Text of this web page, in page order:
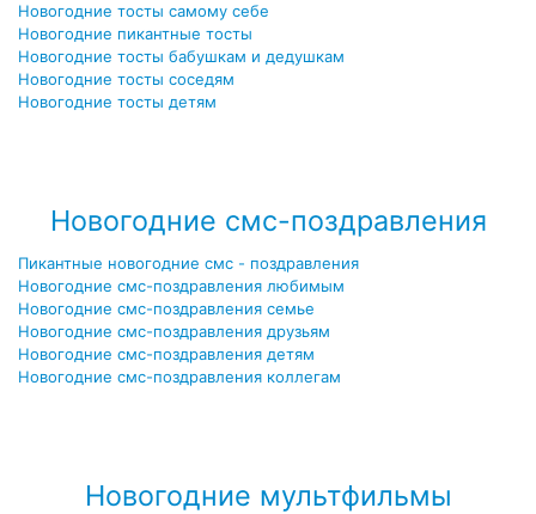
Новогодние тосты самому себе
Новогодние пикантные тосты
Новогодние тосты бабушкам и дедушкам
Новогодние тосты соседям
Новогодние тосты детям
Новогодние смс-поздравления
Пикантные новогодние смс - поздравления
Новогодние смс-поздравления любимым
Новогодние смс-поздравления семье
Новогодние смс-поздравления друзьям
Новогодние смс-поздравления детям
Новогодние смс-поздравления коллегам
Новогодние мультфильмы